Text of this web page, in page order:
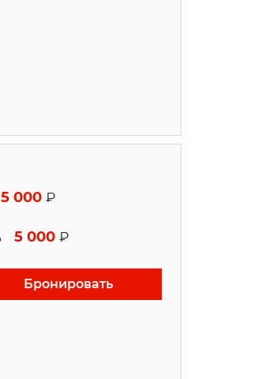
5 000 ₽
5 000 ₽
Бронировать